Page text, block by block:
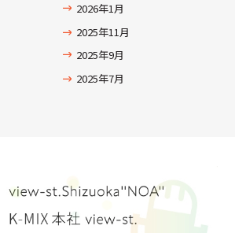
2026年1月
2025年11月
2025年9月
2025年7月